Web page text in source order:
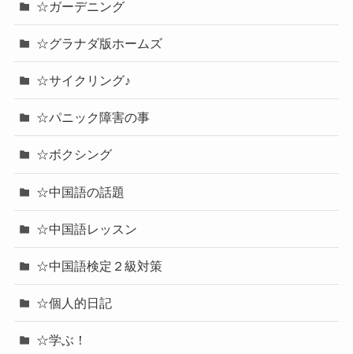
☆ガーデニング
☆グラナダ版ホームズ
☆サイクリング♪
☆パニック障害の事
☆ボクシング
☆中国語の話題
☆中国語レッスン
☆中国語検定２級対策
☆個人的日記
☆学ぶ！